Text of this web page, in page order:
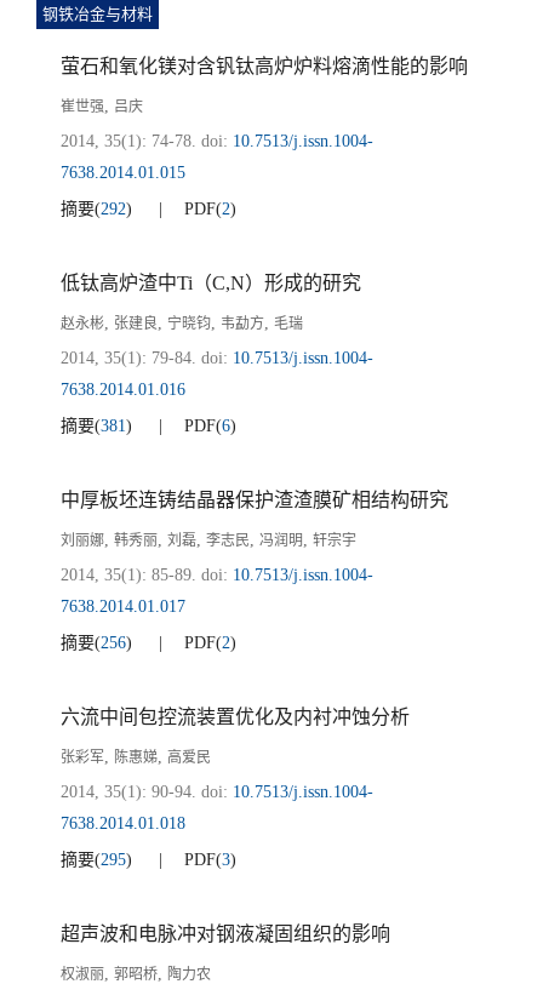
钢铁冶金与材料
萤石和氧化镁对含钒钛高炉炉料熔滴性能的影响
崔世强, 吕庆
2014, 35(1): 74-78. doi: 10.7513/j.issn.1004-
7638.2014.01.015
摘要(292) PDF(2)
低钛高炉渣中Ti（C,N）形成的研究
赵永彬, 张建良, 宁晓钧, 韦勐方, 毛瑞
2014, 35(1): 79-84. doi: 10.7513/j.issn.1004-
7638.2014.01.016
摘要(381) PDF(6)
中厚板坯连铸结晶器保护渣渣膜矿相结构研究
刘丽娜, 韩秀丽, 刘磊, 李志民, 冯润明, 轩宗宇
2014, 35(1): 85-89. doi: 10.7513/j.issn.1004-
7638.2014.01.017
摘要(256) PDF(2)
六流中间包控流装置优化及内衬冲蚀分析
张彩军, 陈惠娣, 高爱民
2014, 35(1): 90-94. doi: 10.7513/j.issn.1004-
7638.2014.01.018
摘要(295) PDF(3)
超声波和电脉冲对钢液凝固组织的影响
权淑丽, 郭昭桥, 陶力农